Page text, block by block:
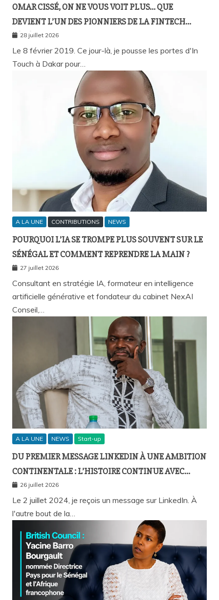
OMAR CISSÉ, ON NE VOUS VOIT PLUS… QUE
DEVIENT L’UN DES PIONNIERS DE LA FINTECH
SÉNÉGALAISE ?
28 juillet 2026
Le 8 février 2019. Ce jour-là, je pousse les portes d'In
Touch à Dakar pour…
A LA UNE CONTRIBUTIONS NEWS
POURQUOI L’IA SE TROMPE PLUS SOUVENT SUR LE
SÉNÉGAL ET COMMENT REPRENDRE LA MAIN ?
27 juillet 2026
Consultant en stratégie IA, formateur en intelligence
artificielle générative et fondateur du cabinet NexAI
Conseil,…
A LA UNE NEWS Start-up
DU PREMIER MESSAGE LINKEDIN À UNE AMBITION
CONTINENTALE : L’HISTOIRE CONTINUE AVEC
BIRAHIM FALL ET BICTORYS
26 juillet 2026
Le 2 juillet 2024, je reçois un message sur LinkedIn. À
l'autre bout de la…